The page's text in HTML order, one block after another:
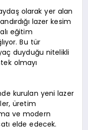
olarak yer alan
lazer kesim
eğitim
Bu tür
duyduğu nitelikli
olmayı
kurulan yeni lazer
üretim
ve modern
elde edecek.